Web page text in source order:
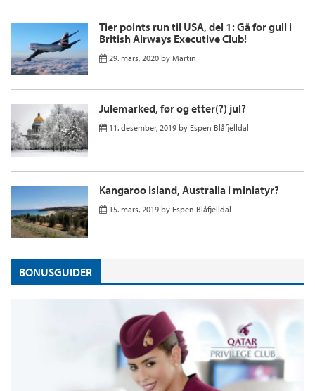
Tier points run til USA, del 1: Gå for gull i
British Airways Executive Club!
29. mars, 2020 by Martin
Julemarked, før og etter(?) jul?
11. desember, 2019 by Espen Blåfjelldal
Kangaroo Island, Australia i miniatyr?
15. mars, 2019 by Espen Blåfjelldal
BONUSGUIDER